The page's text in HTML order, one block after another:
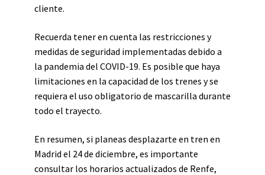
cliente.
Recuerda tener en cuenta las restricciones y
medidas de seguridad implementadas debido a
la pandemia del COVID-19. Es posible que haya
limitaciones en la capacidad de los trenes y se
requiera el uso obligatorio de mascarilla durante
todo el trayecto.
En resumen, si planeas desplazarte en tren en
Madrid el 24 de diciembre, es importante
consultar los horarios actualizados de Renfe,